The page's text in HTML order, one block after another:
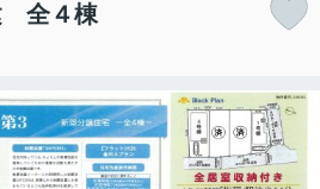
全４棟